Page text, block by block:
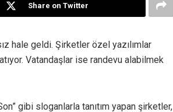
Share on Twitter
hale geldi. Şirketler özel yazılımlar
Vatandaşlar ise randevu alabilmek
gibi sloganlarla tanıtım yapan şirketler,